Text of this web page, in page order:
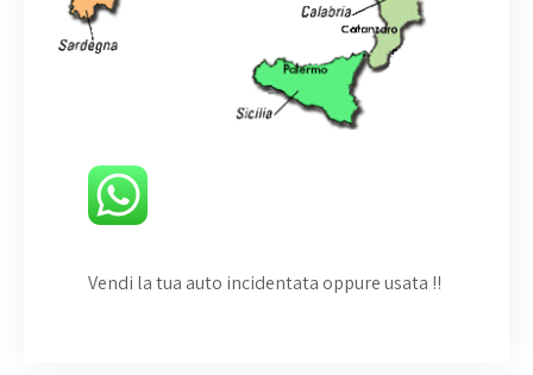
Vendi la tua auto incidentata oppure usata !!